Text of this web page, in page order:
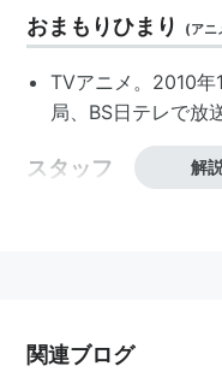
おまもりひまり (アニ
TVアニメ。2010年
局、BS日テレで放
スタッフ
制作：ゼクシズ
解
関連ブログ